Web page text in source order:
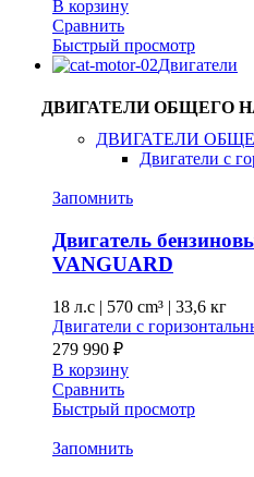
В корзину
Сравнить
Быстрый просмотр
Двигатели
ДВИГАТЕЛИ ОБЩЕГО
ДВИГАТЕЛИ
Двигатели с
Запомнить
Двигатель
VANGUARD
18 л.с | 570 cm³ | 33,6 кг
Двигатели с
279 990 ₽
В корзину
Сравнить
Быстрый просмотр
Запомнить